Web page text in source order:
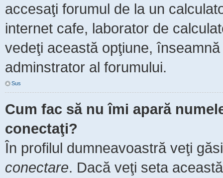
accesaţi forumul de la un
internet cafe, laborator de
vedeţi această opţiune,
adminstrator al forumului.
Sus
Cum fac să nu îmi apară
conectaţi?
În profilul dumneavoastră veţi
conectare. Dacă veţi seta